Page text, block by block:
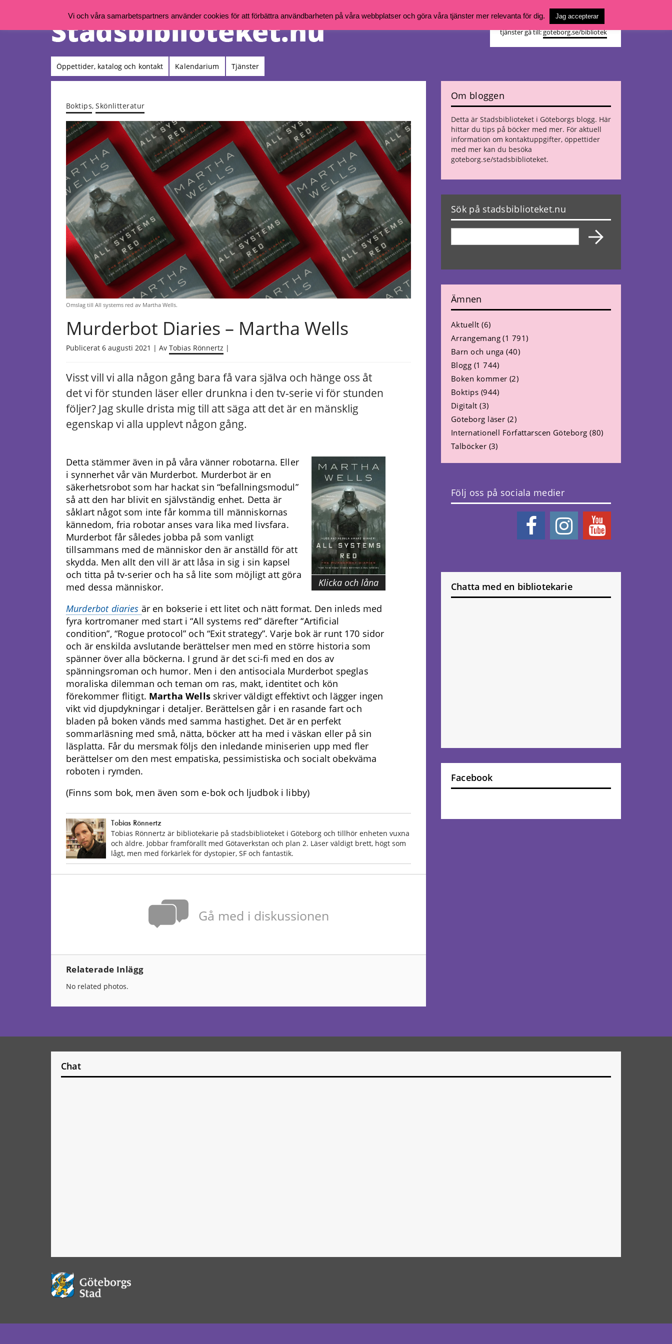
Öppettider, katalog och kontakt Kalendarium Tjänster
Vill du söka böcker, logga in på ditt
bibliotekskonto eller nå övriga
tjänster gå till:goteborg.se/bibliotek
Boktips,Skönlitteratur
Omslag till All systems red av Martha Wells.
Murderbot Diaries – Martha Wells
Publicerat 6 augusti 2021 | Av Tobias Rönnertz |
Visst vill vi alla någon gång bara få vara själva och hänge oss åt
det vi för stunden läser eller drunkna i den tv-serie vi för stunden
följer? Jag skulle drista mig till att säga att det är en mänsklig
egenskap vi alla upplevt någon gång.
Klicka och låna
Detta stämmer även in på våra vänner robotarna. Eller
i synnerhet vår vän Murderbot. Murderbot är en
säkerhetsrobot som har hackat sin “befallningsmodul”
så att den har blivit en självständig enhet. Detta är
såklart något som inte får komma till människornas
kännedom, fria robotar anses vara lika med livsfara.
Murderbot får således jobba på som vanligt
tillsammans med de människor den är anställd för att
skydda. Men allt den vill är att låsa in sig i sin kapsel
och titta på tv-serier och ha så lite som möjligt att göra
med dessa människor.
Murderbot diaries är en bokserie i ett litet och nätt format. Den inleds med
fyra kortromaner med start i “All systems red” därefter “Artificial
condition”, “Rogue protocol” och “Exit strategy”. Varje bok är runt 170 sidor
och är enskilda avslutande berättelser men med en större historia som
spänner över alla böckerna. I grund är det sci-fi med en dos av
spänningsroman och humor. Men i den antisociala Murderbot speglas
moraliska dilemman och teman om ras, makt, identitet och kön
förekommer flitigt. Martha Wellsskriver väldigt effektivt och lägger ingen
vikt vid djupdykningar i detaljer. Berättelsen går i en rasande fart och
bladen på boken vänds med samma hastighet. Det är en perfekt
sommarläsning med små, nätta, böcker att ha med i väskan eller på sin
läsplatta. Får du mersmak följs den inledande miniserien upp med fler
berättelser om den mest empatiska, pessimistiska och socialt obekväma
roboten i rymden.
(Finns som bok, men även som e-bok och ljudbok i libby)
Tobias Rönnertz
Tobias Rönnertz är bibliotekarie på stadsbiblioteket i Göteborg och tillhör enheten vuxna
och äldre. Jobbar framförallt med Götaverkstan och plan 2. Läser väldigt brett, högt som
lågt, men med förkärlek för dystopier, SF och fantastik.
Gå med i diskussionen
Relaterade Inlägg
No related photos.
Om bloggen
Detta är Stadsbiblioteket i Göteborgs blogg. Här
hittar du tips på böcker med mer. För aktuell
information om kontaktuppgifter, öppettider
med mer kan du besöka
goteborg.se/stadsbiblioteket.
Sök på stadsbiblioteket.nu
Ämnen
Aktuellt (6)
Arrangemang(1 791)
Barn och unga (40)
Blogg (1 744)
Boken kommer (2)
Boktips (944)
Digitalt (3)
Göteborg läser (2)
Internationell Författarscen Göteborg (80)
Talböcker (3)
Följ oss på sociala medier
Chatta med en bibliotekarie
Facebook
Chat
Vi och våra samarbetspartners använder cookies för att förbättra användbarheten på våra webbplatser och göra våra tjänster mer relevanta för dig. Jag accepterar